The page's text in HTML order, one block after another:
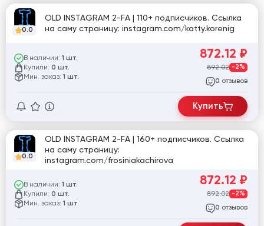
0.0
OLD INSTAGRAM 2-FA | 110+ подписчиков. Ссылка
на саму страницу: instagram.com/katty.korenig
В наличии: 1 шт.
Купили: 0 шт.
Мин. заказ: 1 шт.
872.12 ₽
892.02 -2%
0 отзывов
Купить
0.0
OLD INSTAGRAM 2-FA | 160+ подписчиков. Ссылка
на саму страницу:
instagram.com/frosiniakachirova
В наличии: 1 шт.
Купили: 0 шт.
Мин. заказ: 1 шт.
872.12 ₽
892.02 -2%
0 отзывов